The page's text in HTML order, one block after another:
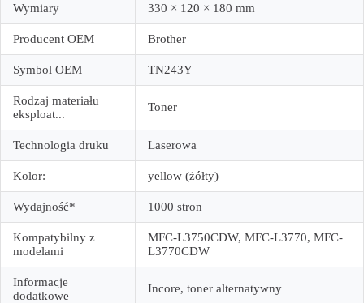
Wymiary 330 × 120 × 180 mm
Producent OEM Brother
Symbol OEM TN243Y
Rodzaj materiału
eksploat...
Toner
Technologia druku Laserowa
Kolor: yellow (żółty)
Wydajność* 1000 stron
Kompatybilny z
modelami
MFC-L3750CDW, MFC-L3770, MFC-
L3770CDW
Informacje
dodatkowe
Incore, toner alternatywny